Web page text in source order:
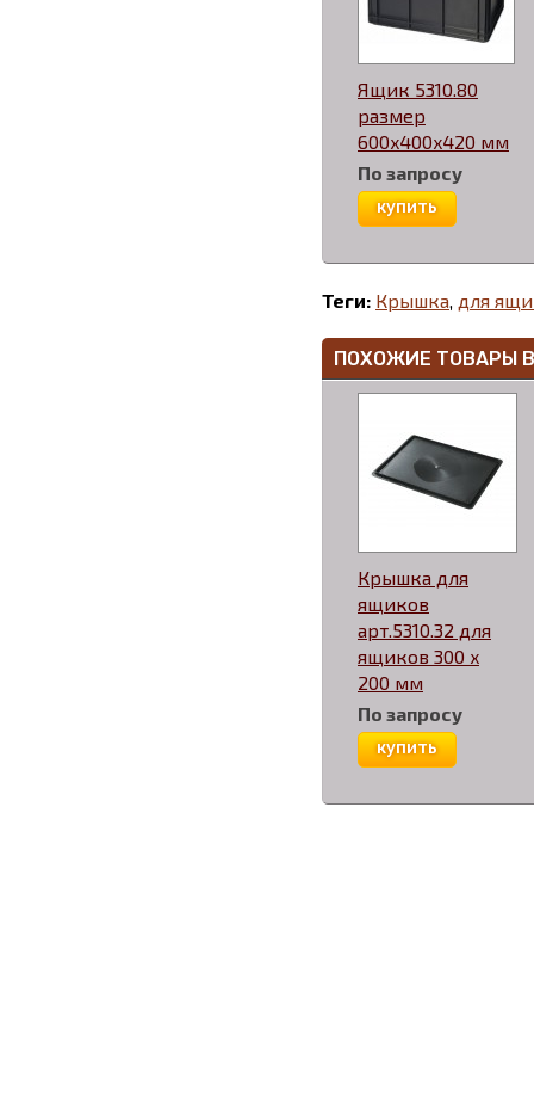
Ящик 5310.80
размер
600x400x420 мм
По запросу
купить
Теги: Крышка для
ПОХОЖИЕ ТОВАРЫ
Крышка для
ящиков
арт.5310.32 для
ящиков 300 x
200 мм
По запросу
купить